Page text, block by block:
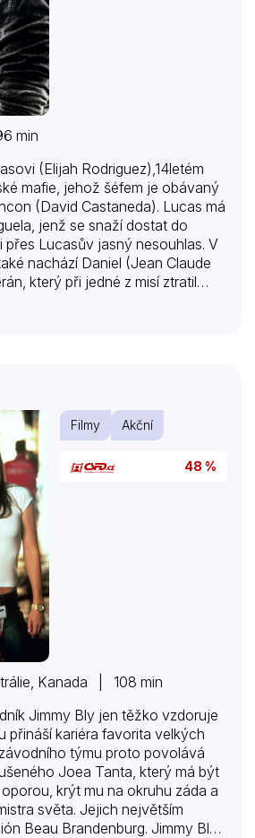
min
(Elijah Rodriguez),14letém
mafie, jehož šéfem je obávaný
(David Castaneda). Lucas má
jenž se snaží dostat do
přes Lucasův jasný nesouhlas. V
nachází Daniel (Jean Claude
který při jedné z misí ztratil
je Rinconem pověřen, aby
jenže dochází ke komplikacím.
Filmy Akční
48 %
Kanada | 108 min
Jimmy Bly jen těžko vzdoruje
přináší kariéra favorita velkých
týmu proto povolává
Joea Tanta, který má být
krýt mu na okruhu záda a
světa. Jejich největším
Beau Brandenburg. Jimmy Bly